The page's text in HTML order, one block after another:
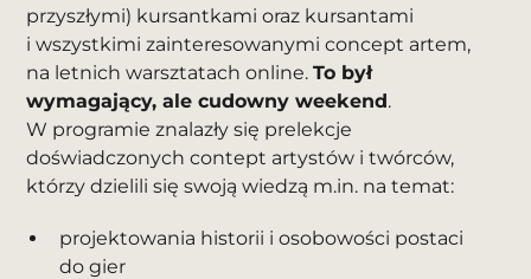
przyszłymi) kursantkami oraz kursantami
i wszystkimi zainteresowanymi concept artem,
na letnich warsztatach online.To był
wymagający, ale cudowny weekend.
W programie znalazły się prelekcje
doświadczonych contept artystów i twórców,
którzy dzielili się swoją wiedzą m.in. na temat:
projektowania historii i osobowości postaci
do gier